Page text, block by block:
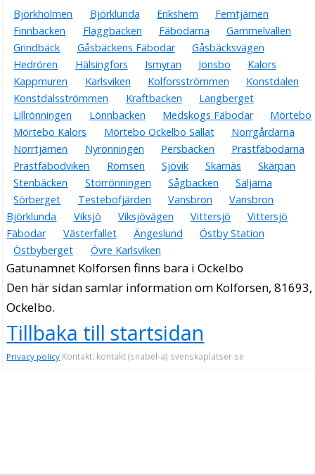
Björkholmen Björklunda Erikshem
Femtjärnen
Finnbacken
Flaggbacken Fäbodarna
Gammelvallen
Grindbäck
Gåsbäckens Fäbodar
Gåsbäcksvägen
Hedrören
Hälsingfors Ismyran Jonsbo
Kalors
Kappmuren
Karlsviken Kolforsströmmen
Konstdalen
Konstdalsströmmen
Kraftbacken
Langberget
Lillrönningen
Lönnbacken Medskogs Fäbodar
Mörtebo
Mörtebo Kalors
Mörtebo Ockelbo Sallat
Norrgårdarna
Norrtjärnen
Nyrönningen Persbacken
Prästfäbodarna
Prästfäbodviken
Romsen Sjövik Skarnäs
Skärpan
Stenbäcken
Storrönningen Sågbacken
Säljarna
Sörberget
Testebofjärden Vansbron
Vansbron
Björklunda
Viksjö Viksjövägen Vittersjö
Vittersjö
Fäbodar
Västerfallet Ängeslund
Östby Station
Östbyberget
Övre Karlsviken
Gatunamnet Kolforsen finns bara i Ockelbo
Den här sidan samlar information om Kolforsen, 81693,
Ockelbo.
Tillbaka till startsidan
Privacy policy Kontakt: kontakt (snabel-a) svenskaplatser.se